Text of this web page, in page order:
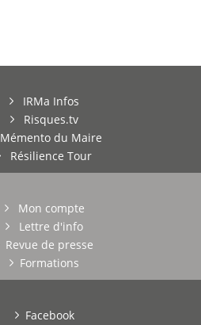
IRMa Infos
Risques.tv
Mémento du Maire
Résilience Tour
Mon compte
Lettre d'info
Revue de presse
Formations
Facebook